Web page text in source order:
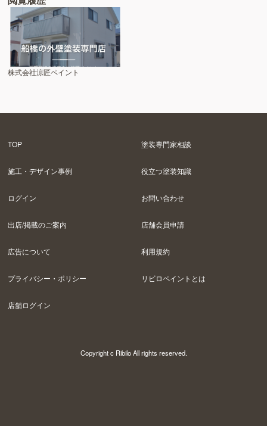
株式会社涼匠ペイント
TOP 塗装専門家相談
施工・デザイン事例 役立つ塗装知識
ログイン お問い合わせ
出店/掲載のご案内 店舗会員申請
広告について 利用規約
プライバシー・ポリシー リビロペイントとは
店舗ログイン
Copyright c Ribilo All rights reserved.